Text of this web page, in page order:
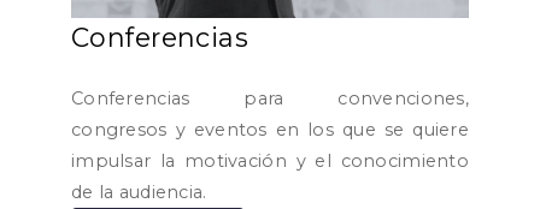
Conferencias
Conferencias para convenciones,
congresos y eventos en los que se quiere
impulsar la motivación y el conocimiento
de la audiencia.